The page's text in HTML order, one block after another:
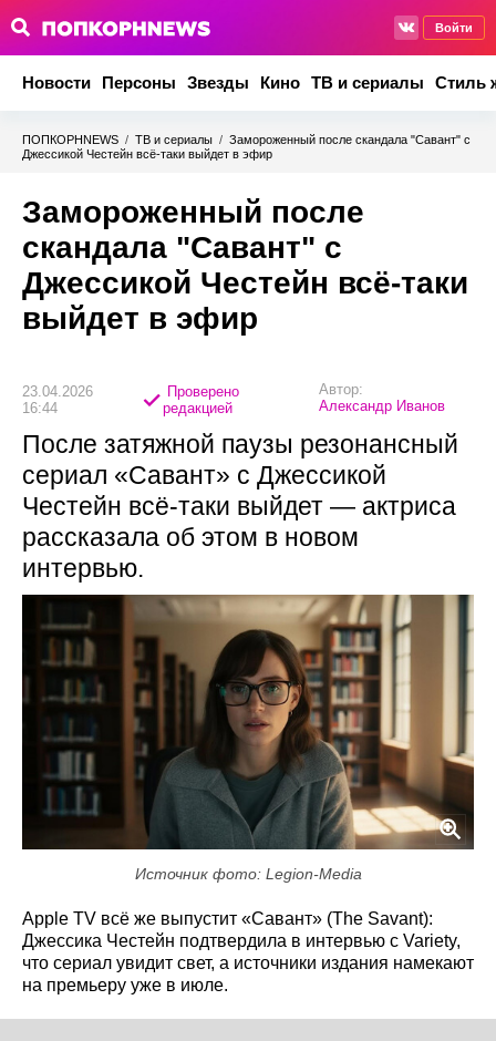
Войти
Новости Персоны Звезды Кино ТВ и сериалы Стиль
ПОПКОРНNEWS / ТВ и сериалы / Замороженный после скандала "Савант" с
Джессикой Честейн всё-таки выйдет в эфир
Замороженный после
скандала "Савант" с
Джессикой Честейн всё-таки
выйдет в эфир
23.04.2026
16:44
Проверено
редакцией
Автор:
Александр Иванов
После затяжной паузы резонансный
сериал «Савант» с Джессикой
Честейн всё-таки выйдет — актриса
рассказала об этом в новом
интервью.
Источник фото: Legion-Media
Apple TV всё же выпустит «Савант» (The Savant):
Джессика Честейн подтвердила в интервью с Variety,
что сериал увидит свет, а источники издания намекают
на премьеру уже в июле.